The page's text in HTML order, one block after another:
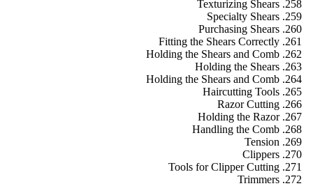
Texturizing Shears
Specialty Shears
Purchasing Shears
Fitting the Shears Correctly
Holding the Shears and Comb
Holding the Shears
Holding the Shears and Comb
Haircutting Tools
Razor Cutting
Holding the Razor
Handling the Comb
Tension
Clippers
Tools for Clipper Cutting
Trimmers